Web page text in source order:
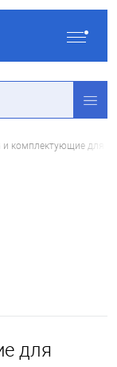
и комплектующие для
для